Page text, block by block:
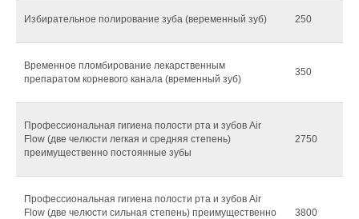
Избирательное полирование зуба (веременный зуб) 250
Временное пломбирование лекарственным
препаратом корневого канала (временный зуб)
350
Профессиональная гигиена полости рта и зубов Air
Flow (две челюсти легкая и средняя степень)
преимущественно постоянные зубы
2750
Профессиональная гигиена полости рта и зубов Air
Flow (две челюсти сильная степень) преимущественно
3800